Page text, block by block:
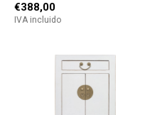
€388,00
IVA incluido